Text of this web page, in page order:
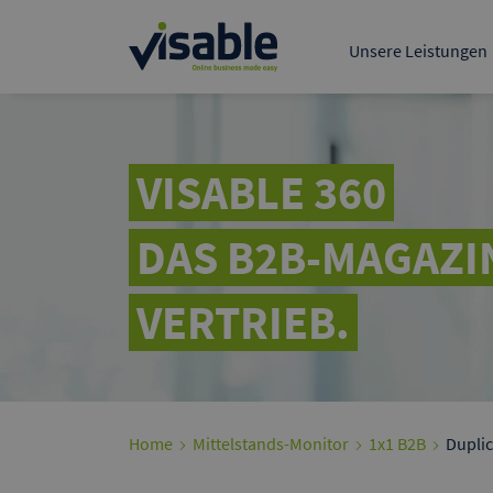
Unsere Leistungen
deutschsprachigen
Visable Media
VISABLE 360
DAS B2B-
VERTRIEB.
Home Mittelstands-Monitor 1x1 B2B